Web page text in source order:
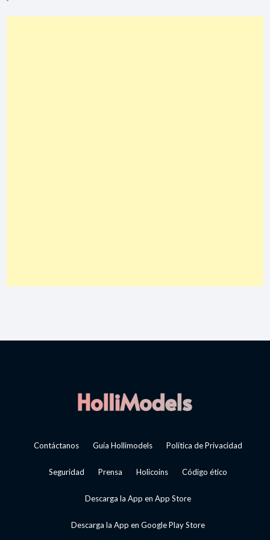
Contáctanos Guía Hollimodels Política de Privacidad
Seguridad Prensa Holicoins Código ético
Descarga la App en App Store
Descarga la App en Google Play Store